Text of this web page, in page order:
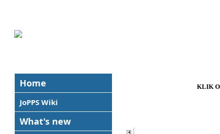
Home
JoPPS Wiki
What's new
KLIK